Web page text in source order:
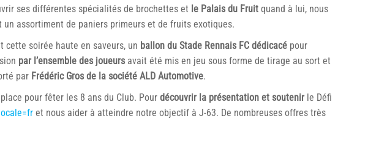
ses différentes spécialités de brochettes et le Palais du Fruit quand à lui, nous
un assortiment de paniers primeurs et de fruits exotiques.
cette soirée haute en saveurs, un ballon du Stade Rennais FC dédicacé pour
par l’ensemble des joueurs avait été mis en jeu sous forme de tirage au sort et
par Frédéric Gros de la société ALD Automotive.
pour fêter les 8 ans du Club. Pour découvrir la présentation et soutenirle Défi
et nous aider à atteindre notre objectif à J-63. De nombreuses offres très